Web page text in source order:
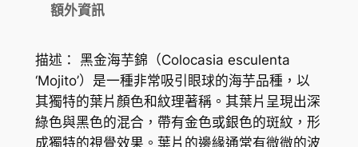
o
c
a
s
額外資訊
描述： 黑金海芋錦（Colocasia esculenta
‘Mojito’）是一種非常吸引眼球的海芋品種，以
其獨特的葉片顏色和紋理著稱。其葉片呈現出深
綠色與黑色的混合，帶有金色或銀色的斑紋，形
成獨特的視覺效果。葉片的邊緣通常有微微的波